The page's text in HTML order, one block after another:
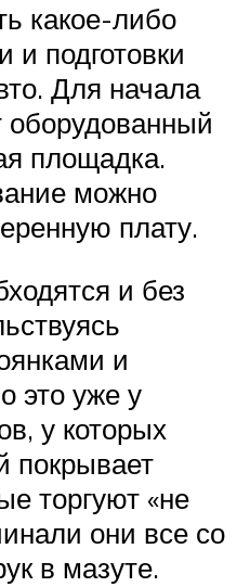
какое-либо
и подготовки
Для начала
площадка.
можно
плату.
и без
и
это уже у
у которых
покрывает
торгуют «не
они все со
в мазуте.